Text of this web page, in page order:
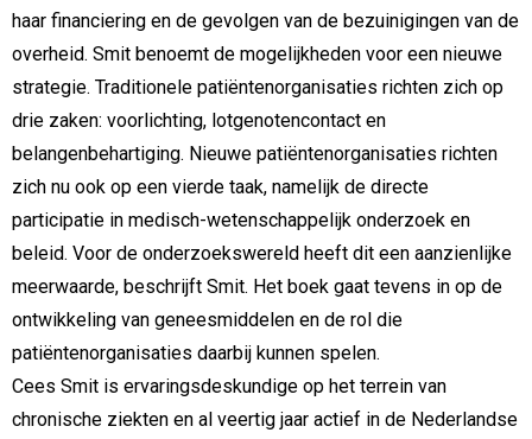
haar financiering en de gevolgen van de bezuinigingen van de
overheid. Smit benoemt de mogelijkheden voor een nieuwe
strategie. Traditionele patiëntenorganisaties richten zich op
drie zaken: voorlichting, lotgenotencontact en
belangenbehartiging. Nieuwe patiëntenorganisaties richten
zich nu ook op een vierde taak, namelijk de directe
participatie in medisch-wetenschappelijk onderzoek en
beleid. Voor de onderzoekswereld heeft dit een aanzienlijke
meerwaarde, beschrijft Smit. Het boek gaat tevens in op de
ontwikkeling van geneesmiddelen en de rol die
patiëntenorganisaties daarbij kunnen spelen.
Cees Smit is ervaringsdeskundige op het terrein van
chronische ziekten en al veertig jaar actief in de Nederlandse